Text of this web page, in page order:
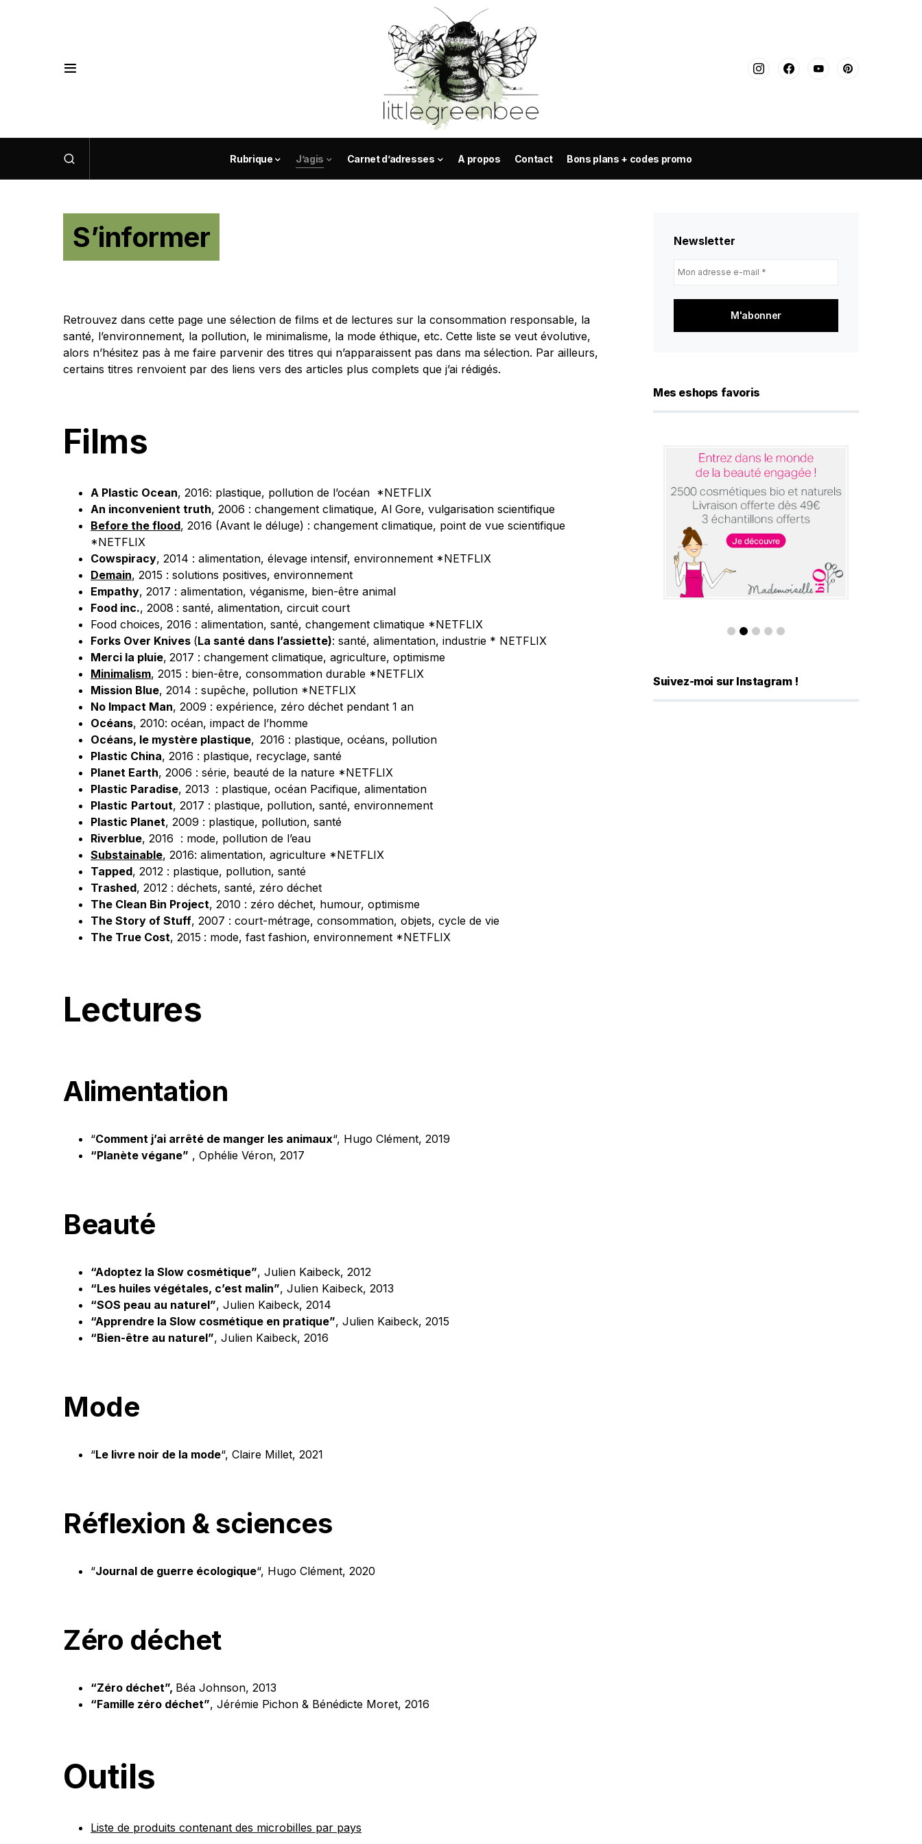
Rubrique J’agis Carnet d’adresses A propos Contact Bons plans + codes promo
S’informer
Retrouvez dans cette page une sélection de films et de lectures sur la consommation responsable, la
santé, l’environnement, la pollution, le minimalisme, la mode éthique, etc. Cette liste se veut évolutive,
alors n’hésitez pas à me faire parvenir des titres qui n’apparaissent pas dans ma sélection. Par ailleurs,
certains titres renvoient par des liens vers des articles plus complets que j’ai rédigés.
Films
A Plastic Ocean, 2016: plastique, pollution de l’océan *NETFLIX
An inconvenient truth, 2006 : changement climatique, Al Gore, vulgarisation scientifique
Before the flood, 2016 (Avant le déluge) : changement climatique, point de vue scientifique
*NETFLIX
Cowspiracy, 2014 : alimentation, élevage intensif, environnement *NETFLIX
Demain, 2015 : solutions positives, environnement
Empathy, 2017 : alimentation, véganisme, bien-être animal
Food inc., 2008 : santé, alimentation, circuit court
Food choices, 2016 : alimentation, santé, changement climatique *NETFLIX
Forks Over Knives (La santé dans l’assiette): santé, alimentation, industrie * NETFLIX
Merci la pluie, 2017 : changement climatique, agriculture, optimisme
Minimalism, 2015 : bien-être, consommation durable *NETFLIX
Mission Blue, 2014 : supêche, pollution *NETFLIX
No Impact Man, 2009 : expérience, zéro déchet pendant 1 an
Océans, 2010: océan, impact de l’homme
Océans, le mystère plastique, 2016 : plastique, océans, pollution
Plastic China, 2016 : plastique, recyclage, santé
Planet Earth, 2006 : série, beauté de la nature *NETFLIX
Plastic Paradise, 2013 : plastique, océan Pacifique, alimentation
Plastic Partout, 2017 : plastique, pollution, santé, environnement
Plastic Planet, 2009 : plastique, pollution, santé
Riverblue, 2016 : mode, pollution de l’eau
Substainable, 2016: alimentation, agriculture *NETFLIX
Tapped, 2012 : plastique, pollution, santé
Trashed, 2012 : déchets, santé, zéro déchet
The Clean Bin Project, 2010 : zéro déchet, humour, optimisme
The Story of Stuff, 2007 : court-métrage, consommation, objets, cycle de vie
The True Cost, 2015 : mode, fast fashion, environnement *NETFLIX
Lectures
Alimentation
“Comment j’ai arrêté de manger les animaux“, Hugo Clément, 2019
“Planète végane” , Ophélie Véron, 2017
Beauté
“Adoptez la Slow cosmétique”, Julien Kaibeck, 2012
“Les huiles végétales, c’est malin”, Julien Kaibeck, 2013
“SOS peau au naturel”, Julien Kaibeck, 2014
“Apprendre la Slow cosmétique en pratique”, Julien Kaibeck, 2015
“Bien-être au naturel”, Julien Kaibeck, 2016
Mode
“Le livre noir de la mode“, Claire Millet, 2021
Réflexion & sciences
“Journal de guerre écologique“, Hugo Clément, 2020
Zéro déchet
“Zéro déchet”, Béa Johnson, 2013
“Famille zéro déchet”, Jérémie Pichon & Bénédicte Moret, 2016
Outils
Liste de produits contenant des microbilles par pays
Newsletter
Mes eshops favoris
Suivez-moi sur Instagram !